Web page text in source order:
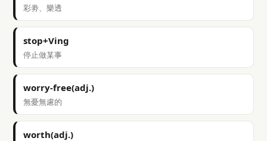
彩劵、樂透
stop+Ving
停止做某事
worry-free(adj.)
無憂無慮的
worth(adj.)